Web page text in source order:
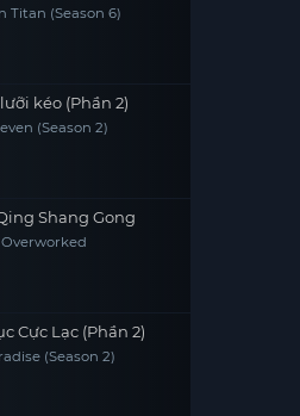
Titan (Season 6)
kéo (Phần 2)
(Season 2)
Shang Gong
Overworked
Cực Lạc (Phần 2)
(Season 2)